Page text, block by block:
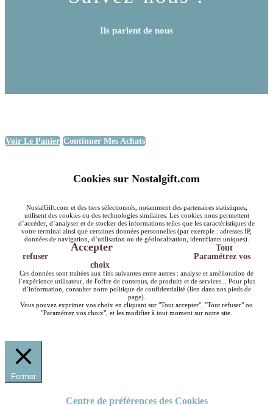
Ils parlent de nous
Voir Le Panier Continuer Mes Achats
Cookies sur Nostalgift.com
NostalGift.com et des tiers sélectionnés, notamment des partenaires statistiques,
utilisent des cookies ou des technologies similaires. Les cookies nous permettent
d’accéder, d’analyser et de stocker des informations telles que les caractéristiques de
votre terminal ainsi que certaines données personnelles (par exemple : adresses IP,
données de navigation, d’utilisation ou de géolocalisation, identifiants uniques).
Accepter
Tout
refuser
Paramétrez vos
choix
Ces données sont traitées aux fins suivantes entre autres : analyse et amélioration de
l’expérience utilisateur, de l'offre de contenus, de produits et de services... Pour plus
d’information, consulter notre politique de confidentialité (lien dans nos pieds de
page).
Vous pouvez exprimer vos choix en cliquant sur "Tout accepter", "Tout refuser" ou
"Paramétrez vos choix", et les modifier à tout moment sur notre site.
Fermer
Centre de préférences des Cookies